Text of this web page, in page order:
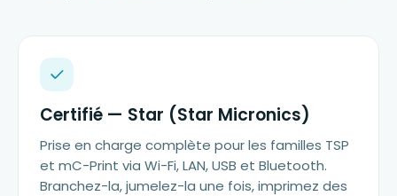
Certifié — Star (Star Micronics)
Prise en charge complète pour les familles TSP
et mC-Print via Wi-Fi, LAN, USB et Bluetooth.
Branchez-la, jumelez-la une fois, imprimez des